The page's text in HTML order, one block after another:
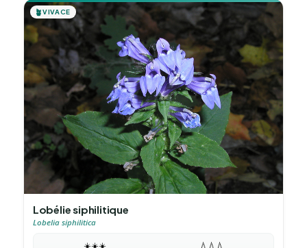
🪴VIVACE
Lobélie siphilitique
Lobelia siphilitica
☀️☀️☀️ 💧 💧 💧